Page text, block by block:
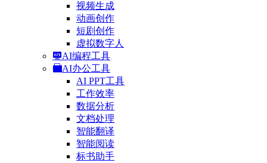
视频生成
动画创作
短剧创作
虚拟数字人
AI编程工具
AI办公工具
AI PPT工具
工作效率
数据分析
文档处理
智能翻译
智能阅读
标书助手